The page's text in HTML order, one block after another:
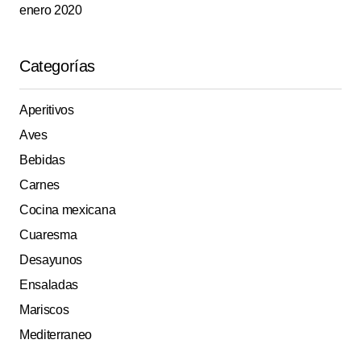
enero 2020
Categorías
Aperitivos
Aves
Bebidas
Carnes
Cocina mexicana
Cuaresma
Desayunos
Ensaladas
Mariscos
Mediterraneo